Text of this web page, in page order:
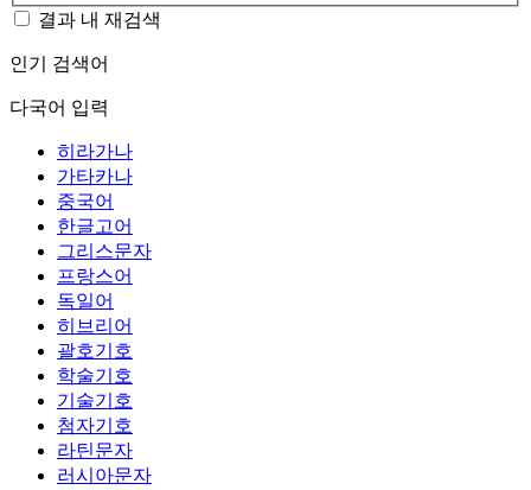
결과 내 재검색
인기 검색어
다국어 입력
히라가나
가타카나
중국어
한글고어
그리스문자
프랑스어
독일어
히브리어
괄호기호
학술기호
기술기호
첨자기호
라틴문자
러시아문자